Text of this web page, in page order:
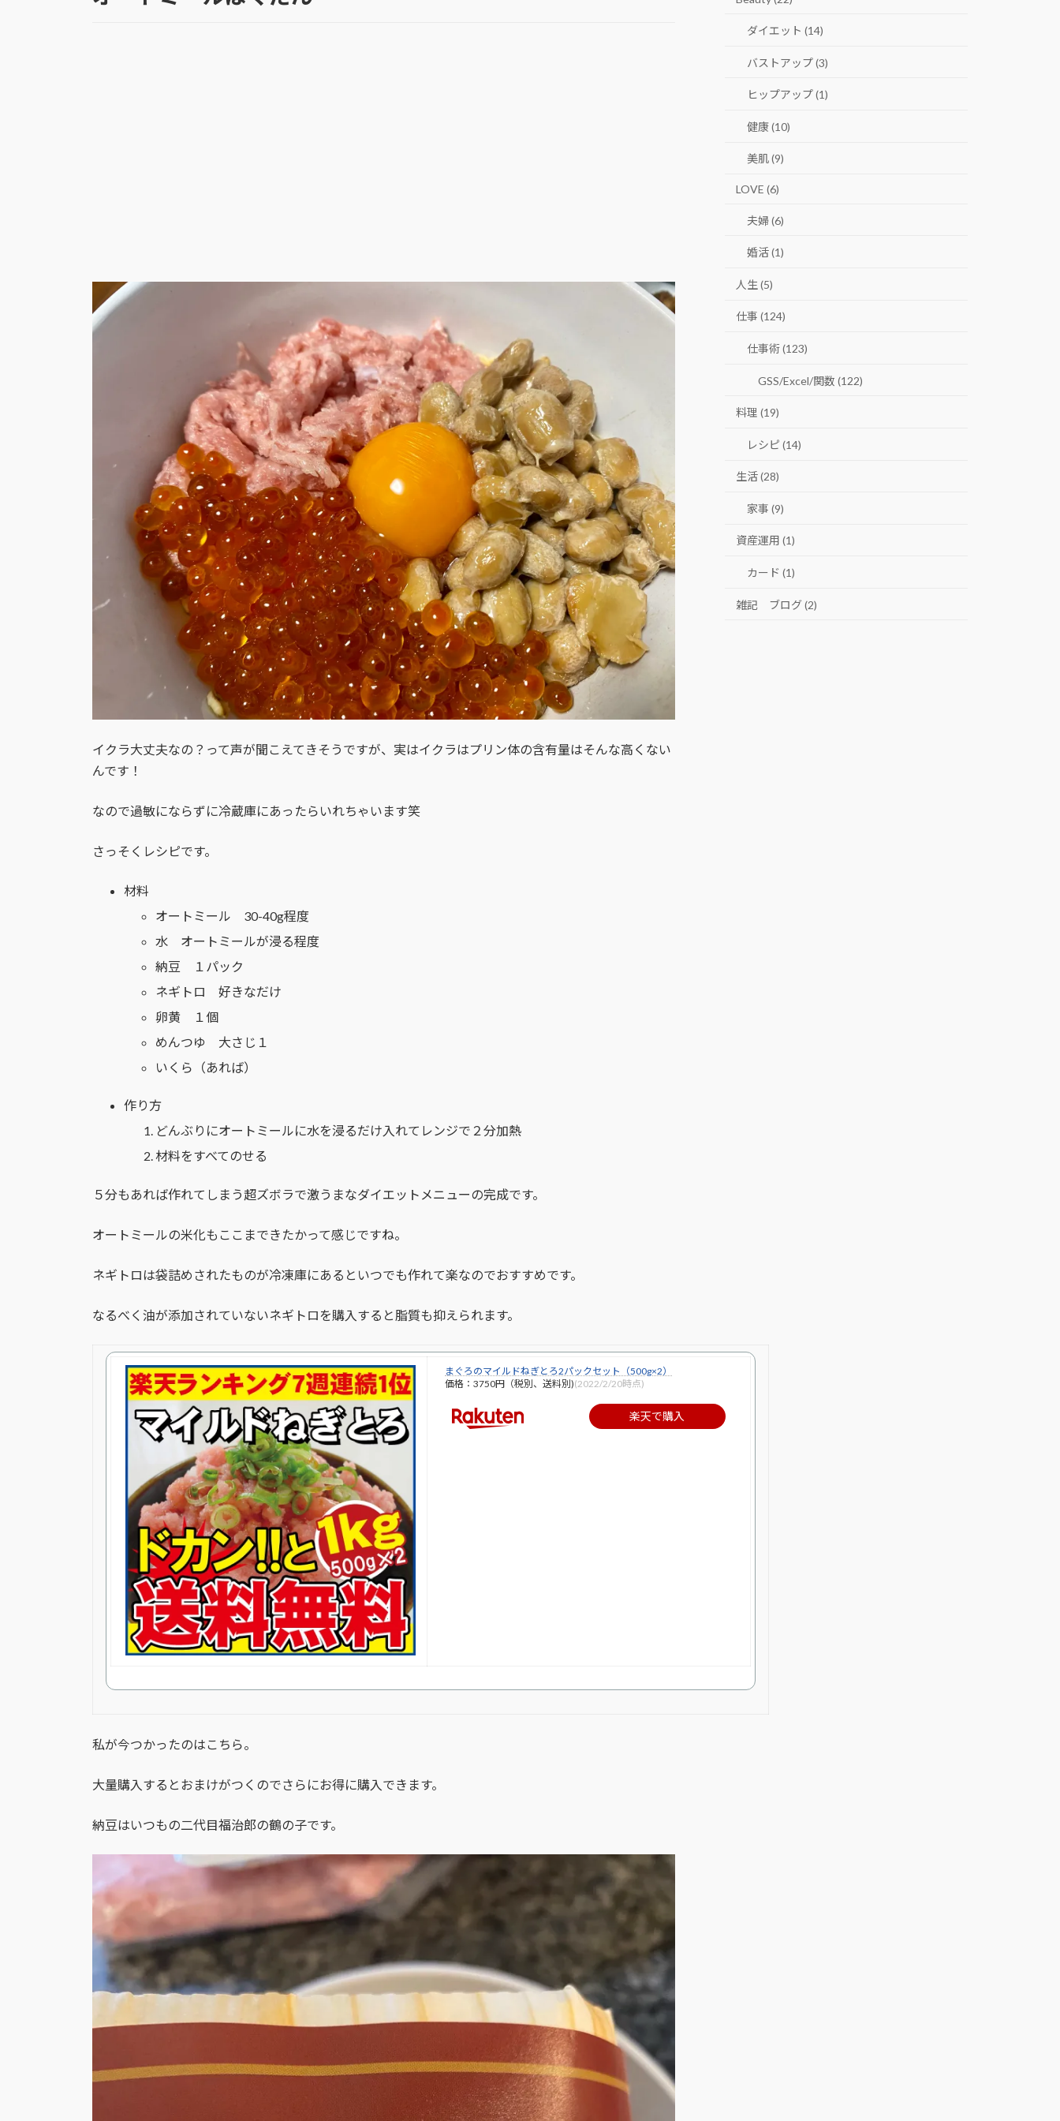
イクラ大丈夫なの？って声が聞こえてきそうですが、実はイクラはプリン体の含有量はそんな高くない
んです！
なので過敏にならずに冷蔵庫にあったらいれちゃいます笑
さっそくレシピです。
材料
オートミール 30-40g程度
水 オートミールが浸る程度
納豆 １パック
ネギトロ 好きなだけ
卵黄 １個
めんつゆ 大さじ１
いくら（あれば）
作り方
どんぶりにオートミールに水を浸るだけ入れてレンジで２分加熱
材料をすべてのせる
５分もあれば作れてしまう超ズボラで激うまなダイエットメニューの完成です。
オートミールの米化もここまできたかって感じですね。
ネギトロは袋詰めされたものが冷凍庫にあるといつでも作れて楽なのでおすすめです。
なるべく油が添加されていないネギトロを購入すると脂質も抑えられます。
まぐろのマイルドねぎとろ2パックセット（500g×2）
価格：3750円（税別、送料別)(2022/2/20時点)
楽天で購入
私が今つかったのはこちら。
大量購入するとおまけがつくのでさらにお得に購入できます。
納豆はいつもの二代目福治郎の鶴の子です。
ダイエット (14)
バストアップ (3)
ヒップアップ (1)
健康 (10)
美肌 (9)
LOVE (6)
夫婦 (6)
婚活 (1)
人生 (5)
仕事 (124)
仕事術 (123)
GSS/Excel/関数 (122)
料理 (19)
レシピ (14)
生活 (28)
家事 (9)
資産運用 (1)
カード (1)
雑記 ブログ (2)